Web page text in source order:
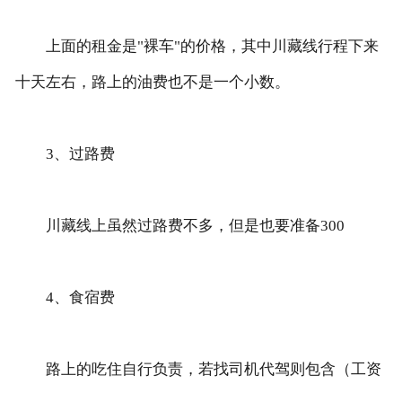
上面的租金是"裸车"的价格，其中川藏线行程下来
十天左右，路上的油费也不是一个小数。
3、过路费
川藏线上虽然过路费不多，但是也要准备300
4、食宿费
路上的吃住自行负责，若找司机代驾则包含（工资